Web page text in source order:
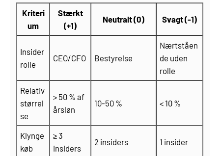
Kriteri
um
Stærkt
(+1)
Neutralt (0) Svagt (-1)
Insider
rolle
CEO/CFO Bestyrelse
Nærtståen
de uden
rolle
Relativ
størrel
se
> 50 % af
årsløn
10-50 % < 10 %
Klynge
køb
≥ 3
insiders
2 insiders 1 insider